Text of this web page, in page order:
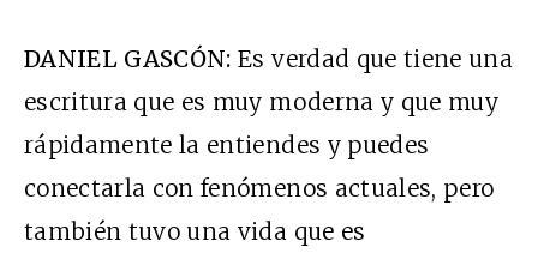
DANIEL GASCÓN: Es verdad que tiene una
escritura que es muy moderna y que muy
rápidamente la entiendes y puedes
conectarla con fenómenos actuales, pero
también tuvo una vida que es